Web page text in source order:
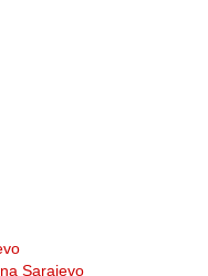
Sarajevo